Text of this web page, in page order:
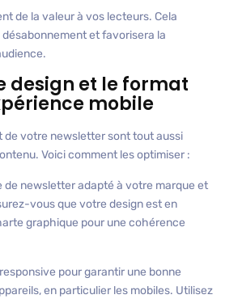
de la valeur à vos lecteurs. Cela
désabonnement et favorisera la
design et le format
mobile
de votre newsletter sont tout aussi
Voici comment les optimiser :
de newsletter adapté à votre marque et
vous que votre design est en
graphique pour une cohérence
pour garantir une bonne
en particulier les mobiles. Utilisez